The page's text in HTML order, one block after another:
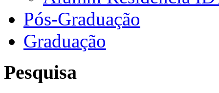
Pós-Graduação
Graduação
Pesquisa